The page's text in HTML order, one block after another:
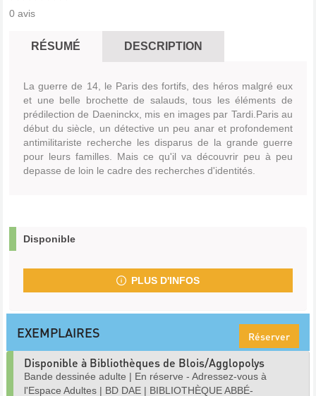
0 avis
RÉSUMÉ DESCRIPTION
La guerre de 14, le Paris des fortifs, des héros malgré eux
et une belle brochette de salauds, tous les éléments de
prédilection de Daeninckx, mis en images par Tardi.Paris au
début du siècle, un détective un peu anar et profondement
antimilitariste recherche les disparus de la grande guerre
pour leurs familles. Mais ce qu'il va découvrir peu à peu
depasse de loin le cadre des recherches d'identités.
Disponible
PLUS D'INFOS
EXEMPLAIRES Réserver
Disponible à Bibliothèques de Blois/Agglopolys
Bande dessinée adulte | En réserve - Adressez-vous à
l'Espace Adultes | BD DAE | BIBLIOTHÈQUE ABBÉ-